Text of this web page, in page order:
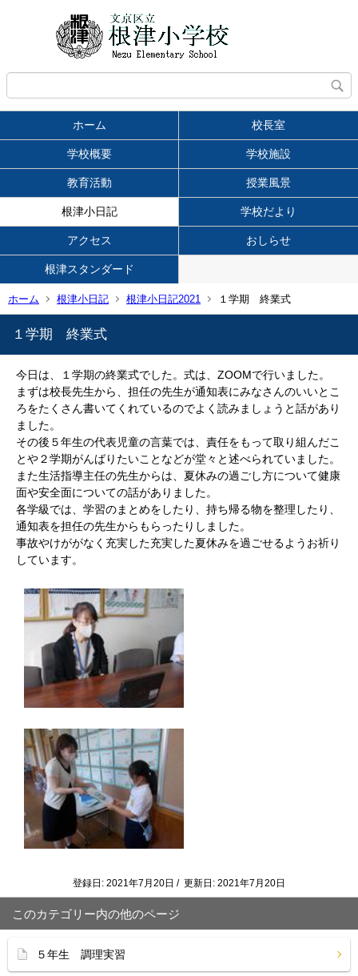
ホーム 校長室
学校概要 学校施設
教育活動 授業風景
根津小日記 学校だより
アクセス おしらせ
根津スタンダード
ホーム 根津小日記 根津小日記2021 １学期 終業式
１学期 終業式
今日は、１学期の終業式でした。式は、ZOOMで行いました。
まずは校長先生から、担任の先生が通知表にみなさんのいいとこ
ろをたくさん書いてくれているのでよく読みましょうと話があり
ました。
その後５年生の代表児童の言葉では、責任をもって取り組んだこ
とや２学期がんばりたいことなどが堂々と述べられていました。
また生活指導主任の先生からは、夏休みの過ごし方について健康
面や安全面についての話がありました。
各学級では、学習のまとめをしたり、持ち帰る物を整理したり、
通知表を担任の先生からもらったりしました。
事故やけががなく充実した充実した夏休みを過ごせるようお祈り
しています。
登録日: 2021年7月20日 / 更新日: 2021年7月20日
このカテゴリー内の他のページ
５年生 調理実習